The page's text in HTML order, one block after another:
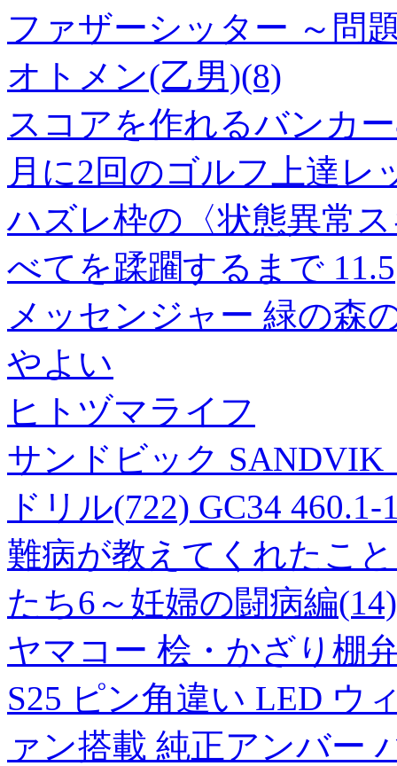
ファザーシッター ～問
オトメン(乙男)(8)
スコアを作れるバンカ
月に2回のゴルフ上達レ
ハズレ枠の〈状態異常
べてを蹂躙するまで 11.5
メッセンジャー 緑の森
やよい
ヒトヅマライフ
サンドビック SANDVIK
ドリル(722) GC34
難病が教えてくれたこ
たち6～妊婦の闘病編(14)
ヤマコー 桧・かざり棚
S25 ピン角違い LED ウ
ァン搭載 純正アンバー